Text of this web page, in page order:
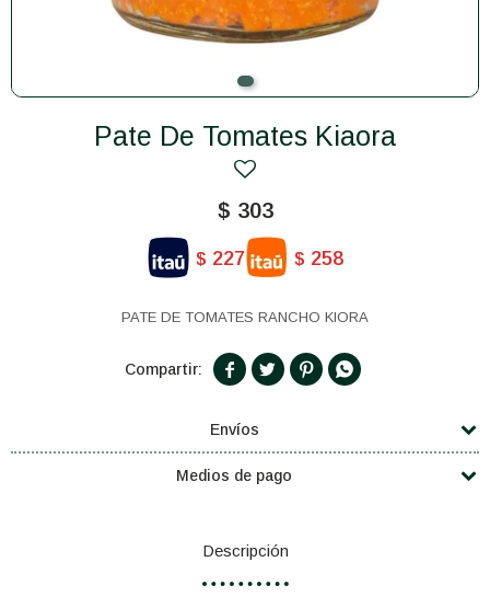
Pate De Tomates Kiaora
$ 303
$ 227 $ 258
PATE DE TOMATES RANCHO KIORA
   
Envíos
Medios de pago
Descripción